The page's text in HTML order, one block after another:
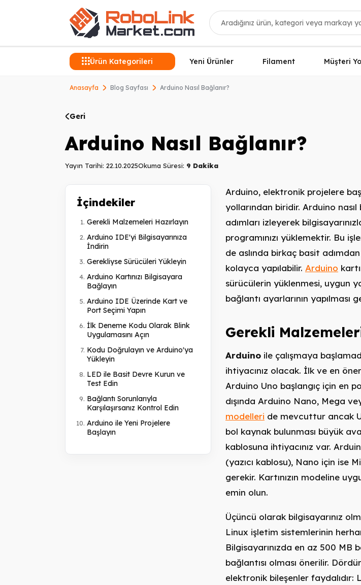
Ara
Ürün Kategorileri Yeni Ürünler Filament Müşteri
Anasayfa Blog Sayfası Arduino Nasıl Bağlanır?
Geri
Arduino Nasıl Bağlanır?
Yayın Tarihi: 22.10.2025Okuma Süresi: 9 Dakika
İçindekiler
Gerekli Malzemeleri Hazırlayın
Arduino IDE'yi Bilgisayarınıza
İndirin
Gerekliyse Sürücüleri Yükleyin
Arduino Kartınızı Bilgisayara
Bağlayın
Arduino IDE Üzerinde Kart ve
Port Seçimi Yapın
İlk Deneme Kodu Olarak Blink
Uygulamasını Açın
Kodu Doğrulayın ve Arduino'ya
Yükleyin
LED ile Basit Devre Kurun ve
Test Edin
Bağlantı Sorunlarıyla
Karşılaşırsanız Kontrol Edin
Arduino ile Yeni Projelere
Başlayın
Arduino, elektronik projelere
yollarından biridir. Arduino
adımları izleyerek
programınızı yüklemektir. Bu
de aslında birkaç basit
kolayca yapılabilir. Arduino
sürücülerin yüklenmesi, uygun
bağlantı ayarlarının yapılması
Gerekli
Arduino ile çalışmaya
ihtiyacınız olacak. İlk ve en
Arduino Uno başlangıç için en
dışında Arduino Nano, Mega
modelleri de mevcuttur ancak
bol kaynak bulunması büyük
kablosuna ihtiyacınız var.
(yazıcı kablosu), Nano için ise
gerekir. Kartınızın modeline
emin olun.
Üçüncü olarak bilgisayarınız
Linux işletim sistemlerinin
Bilgisayarınızda en az 500 MB
bağlantısı olması önerilir.
elektronik bileşenler faydalıdır: